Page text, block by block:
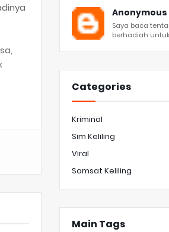
Anonymous
Saya baca
berhadiah
Categories
Kriminal
Sim Keliling
Viral
Samsat Keliling
Main Tags